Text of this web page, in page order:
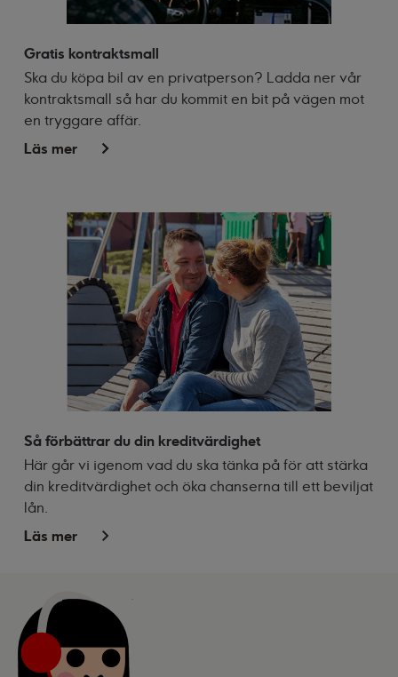
Gratis kontraktsmall
Ska du köpa bil av en privatperson? Ladda ner vår
kontraktsmall så har du kommit en bit på vägen mot
en tryggare affär.
Läs mer
Så förbättrar du din kreditvärdighet
Här går vi igenom vad du ska tänka på för att stärka
din kreditvärdighet och öka chanserna till ett beviljat
lån.
Läs mer